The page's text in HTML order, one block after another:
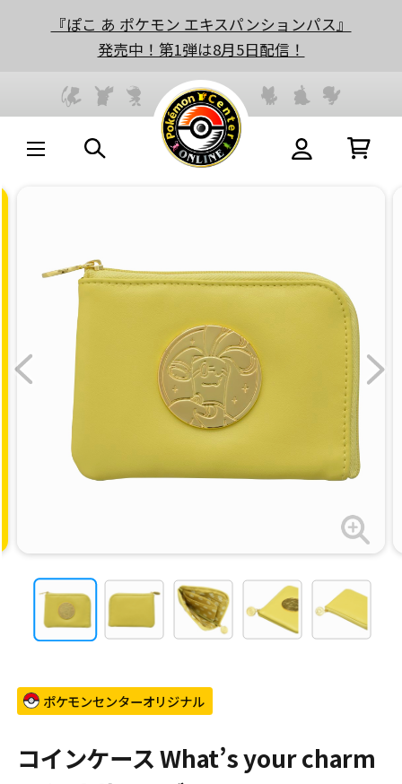
『ぽこ あ ポケモン エキスパンションパス』
発売中！第1弾は8月5日配信！
ポケモンセンターオリジナル
コインケース What’s your charm